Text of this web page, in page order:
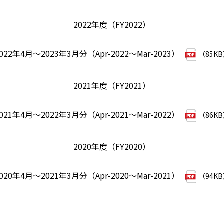
2022年度（FY2022）
年4月～2023年3月分（Apr-2022～Mar-2023） （
2021年度（FY2021）
年4月～2022年3月分（Apr-2021～Mar-2022） （
2020年度（FY2020）
年4月～2021年3月分（Apr-2020～Mar-2021） （